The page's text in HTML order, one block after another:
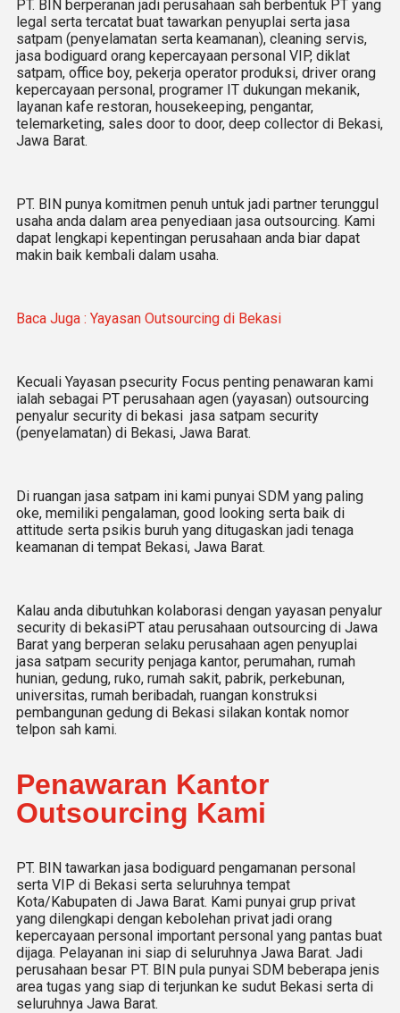
PT. BIN berperanan jadi perusahaan sah berbentuk PT yang
legal serta tercatat buat tawarkan penyuplai serta jasa
satpam (penyelamatan serta keamanan), cleaning servis,
jasa bodiguard orang kepercayaan personal VIP, diklat
satpam, office boy, pekerja operator produksi, driver orang
kepercayaan personal, programer IT dukungan mekanik,
layanan kafe restoran, housekeeping, pengantar,
telemarketing, sales door to door, deep collector di Bekasi,
Jawa Barat.
PT. BIN punya komitmen penuh untuk jadi partner terunggul
usaha anda dalam area penyediaan jasa outsourcing. Kami
dapat lengkapi kepentingan perusahaan anda biar dapat
makin baik kembali dalam usaha.
Baca Juga : Yayasan Outsourcing di Bekasi
Kecuali Yayasan psecurity Focus penting penawaran kami
ialah sebagai PT perusahaan agen (yayasan) outsourcing
penyalur security di bekasi jasa satpam security
(penyelamatan) di Bekasi, Jawa Barat.
Di ruangan jasa satpam ini kami punyai SDM yang paling
oke, memiliki pengalaman, good looking serta baik di
attitude serta psikis buruh yang ditugaskan jadi tenaga
keamanan di tempat Bekasi, Jawa Barat.
Kalau anda dibutuhkan kolaborasi dengan yayasan penyalur
security di bekasiPT atau perusahaan outsourcing di Jawa
Barat yang berperan selaku perusahaan agen penyuplai
jasa satpam security penjaga kantor, perumahan, rumah
hunian, gedung, ruko, rumah sakit, pabrik, perkebunan,
universitas, rumah beribadah, ruangan konstruksi
pembangunan gedung di Bekasi silakan kontak nomor
telpon sah kami.
Penawaran Kantor
Outsourcing Kami
PT. BIN tawarkan jasa bodiguard pengamanan personal
serta VIP di Bekasi serta seluruhnya tempat
Kota/Kabupaten di Jawa Barat. Kami punyai grup privat
yang dilengkapi dengan kebolehan privat jadi orang
kepercayaan personal important personal yang pantas buat
dijaga. Pelayanan ini siap di seluruhnya Jawa Barat. Jadi
perusahaan besar PT. BIN pula punyai SDM beberapa jenis
area tugas yang siap di terjunkan ke sudut Bekasi serta di
seluruhnya Jawa Barat.